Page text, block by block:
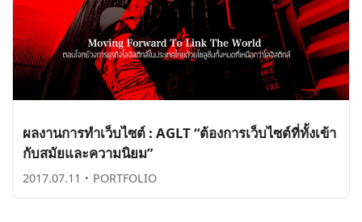
ผลงานการทำเว็บไซต์ : AGLT “ต้องการเว็บไซต์ที่ทั้งเข้า
กับสมัยและความนิยม”
2017.07.11 ・ PORTFOLIO